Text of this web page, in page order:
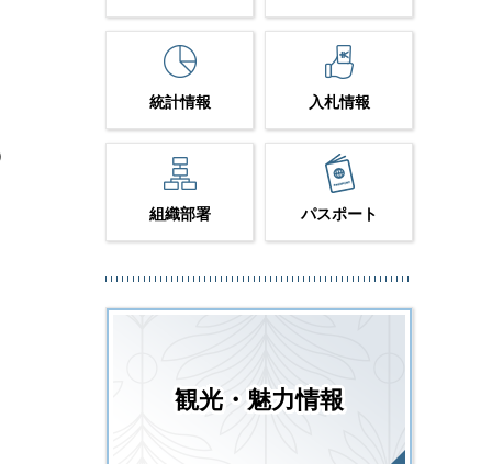
統計情報 入札情報
組織部署 パスポート
観光・魅力情報